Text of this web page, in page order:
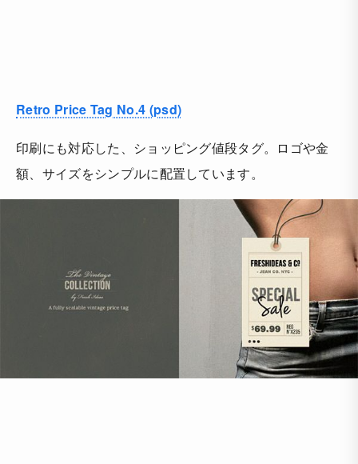
Retro Price Tag No.4 (psd)
印刷にも対応した、ショッピング値段タグ。ロゴや金
額、サイズをシンプルに配置しています。